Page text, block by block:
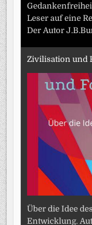
Leser auf eine
Der Autor
Zivilisation und
Über die Idee
Entwicklung.